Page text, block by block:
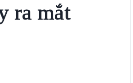
ra mắt